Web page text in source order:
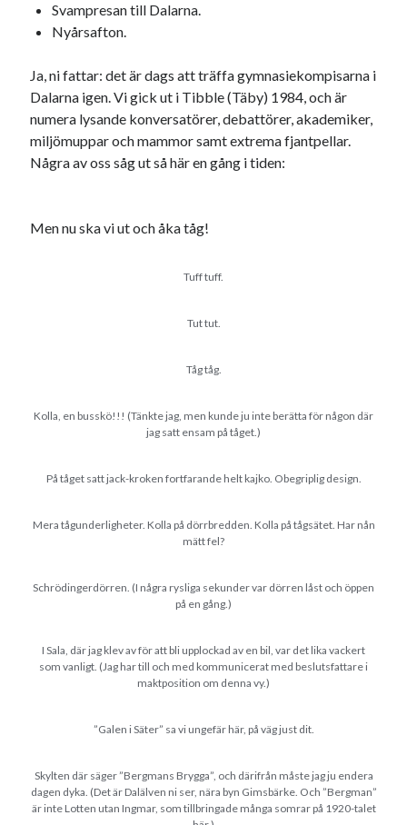
Svampresan till Dalarna.
Nyårsafton.
Ja, ni fattar: det är dags att träffa gymnasiekompisarna i
Dalarna igen. Vi gick ut i Tibble (Täby) 1984, och är
numera lysande konversatörer, debattörer, akademiker,
miljömuppar och mammor samt extrema fjantpellar.
Några av oss såg ut så här en gång i tiden:
Men nu ska vi ut och åka tåg!
Tuff tuff.
Tut tut.
Tåg tåg.
Kolla, en busskö!!! (Tänkte jag, men kunde ju inte berätta för någon där
jag satt ensam på tåget.)
På tåget satt jack-kroken fortfarande helt kajko. Obegriplig design.
Mera tågunderligheter. Kolla på dörrbredden. Kolla på tågsätet. Har nån
mätt fel?
Schrödingerdörren. (I några rysliga sekunder var dörren låst och öppen
på en gång.)
I Sala, där jag klev av för att bli upplockad av en bil, var det lika vackert
som vanligt. (Jag har till och med kommunicerat med beslutsfattare i
maktposition om denna vy.)
”Galen i Säter” sa vi ungefär här, på väg just dit.
Skylten där säger ”Bergmans Brygga”, och därifrån måste jag ju endera
dagen dyka. (Det är Dalälven ni ser, nära byn Gimsbärke. Och ”Bergman”
är inte Lotten utan Ingmar, som tillbringade många somrar på 1920-talet